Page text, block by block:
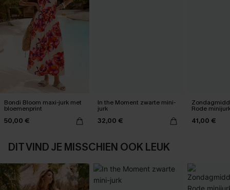
Bondi Bloom maxi-jurk met
bloemenprint
50,00 €
In the Moment zwarte mini-
jurk
32,00 €
Rode
41,00 €
DIT VIND JE MISSCHIEN OOK LEUK